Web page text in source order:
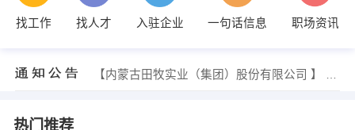
找工作 找人才 入驻企业 一句话信息 职场资讯
发布 [液晶屏安装人员 ] 招聘信息
【内蒙古田牧实业（集团）股份有限公司 】 强势入驻
热门推荐